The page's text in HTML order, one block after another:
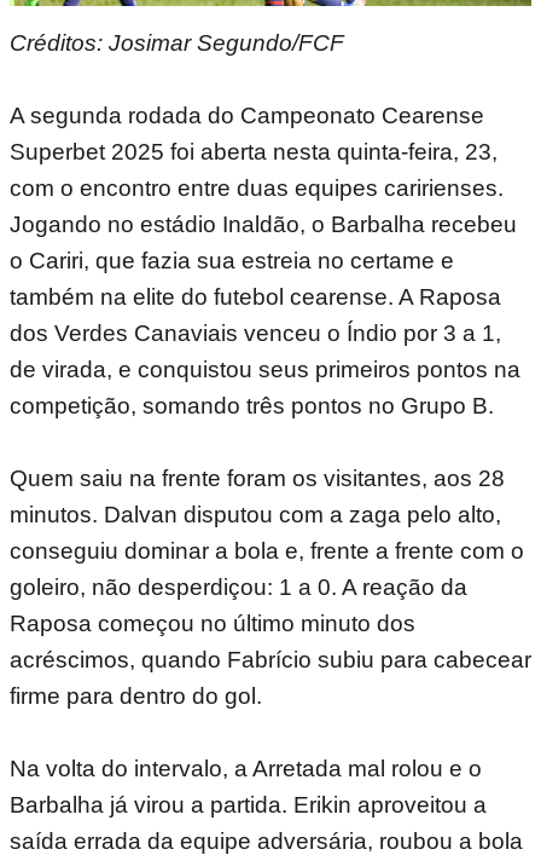
Créditos: Josimar Segundo/FCF
A segunda rodada do Campeonato Cearense
Superbet 2025 foi aberta nesta quinta-feira, 23,
com o encontro entre duas equipes caririenses.
Jogando no estádio Inaldão, o Barbalha recebeu
o Cariri, que fazia sua estreia no certame e
também na elite do futebol cearense. A Raposa
dos Verdes Canaviais venceu o Índio por 3 a 1,
de virada, e conquistou seus primeiros pontos na
competição, somando três pontos no Grupo B.
Quem saiu na frente foram os visitantes, aos 28
minutos. Dalvan disputou com a zaga pelo alto,
conseguiu dominar a bola e, frente a frente com o
goleiro, não desperdiçou: 1 a 0. A reação da
Raposa começou no último minuto dos
acréscimos, quando Fabrício subiu para cabecear
firme para dentro do gol.
Na volta do intervalo, a Arretada mal rolou e o
Barbalha já virou a partida. Erikin aproveitou a
saída errada da equipe adversária, roubou a bola